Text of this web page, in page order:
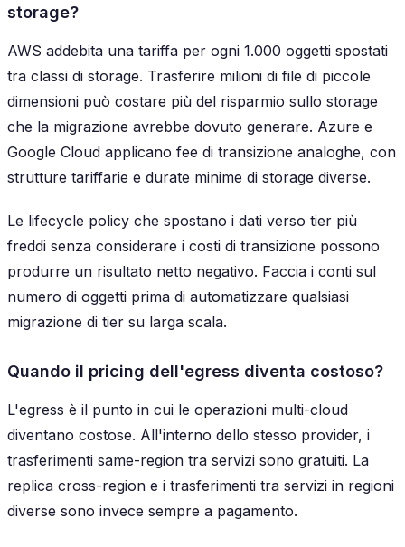
storage?
AWS addebita una tariffa per ogni 1.000 oggetti spostati
tra classi di storage. Trasferire milioni di file di piccole
dimensioni può costare più del risparmio sullo storage
che la migrazione avrebbe dovuto generare. Azure e
Google Cloud applicano fee di transizione analoghe, con
strutture tariffarie e durate minime di storage diverse.
Le lifecycle policy che spostano i dati verso tier più
freddi senza considerare i costi di transizione possono
produrre un risultato netto negativo. Faccia i conti sul
numero di oggetti prima di automatizzare qualsiasi
migrazione di tier su larga scala.
Quando il pricing dell'egress diventa costoso?
L'egress è il punto in cui le operazioni multi-cloud
diventano costose. All'interno dello stesso provider, i
trasferimenti same-region tra servizi sono gratuiti. La
replica cross-region e i trasferimenti tra servizi in regioni
diverse sono invece sempre a pagamento.